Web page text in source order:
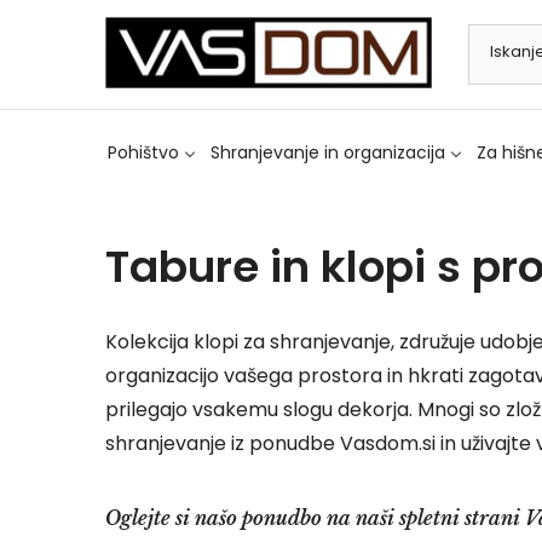
Pohištvo Shranjevanje in organizacija Za
Tabure in klopi s
Kolekcija klopi za shranjevanje, združuje
organizacijo vašega prostora in hkrati
prilegajo vsakemu slogu dekorja. Mnogi so
shranjevanje iz ponudbe Vasdom.si in
Oglejte si našo ponudbo na naši spletni strani